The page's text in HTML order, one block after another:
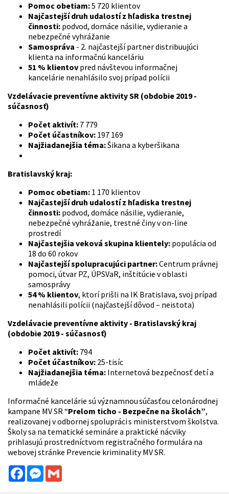
Pomoc obetiam:5 720 klientov
Najčastejší druh udalostí z hľadiska trestnej
činnosti: podvod, domáce násilie, vydieranie a
nebezpečné vyhrážanie
Samospráva - 2. najčastejší partner distribuujúci
klienta na informačnú kanceláriu
51 % klientov pred návštevou informačnej
kancelárie nenahlásilo svoj prípad polícii
Vzdelávacie preventívne aktivity SR (obdobie 2019 -
súčasnosť)
Počet aktivít: 7 779
Počet účastníkov: 197 169
Najžiadanejšia téma:Šikana a kyberšikana
Bratislavský kraj:
Pomoc obetiam: 1 170 klientov
Najčastejší druh udalostí z hľadiska trestnej
činnosti: podvod, domáce násilie, vydieranie,
nebezpečné vyhrážanie, trestné činy v on-line
prostredí
Najčastejšia veková skupina klientely: populácia od
18 do 60 rokov
Najčastejší spolupracujúci partner:Centrum právnej
pomoci, útvar PZ, ÚPSVaR, inštitúcie v oblasti
samosprávy
54 % klientov, ktorí prišli na IK Bratislava, svoj prípad
nenahlásili polícii (najčastejší dôvod – neistota)
Vzdelávacie preventívne aktivity - Bratislavský kraj
(obdobie 2019 - súčasnosť)
Počet aktivít: 794
Počet účastníkov: 25-tisíc
Najžiadanejšia téma: Internetová bezpečnosť detí a
mládeže
Informačné kancelárie sú významnou súčasťou celonárodnej
kampane MV SR “Prelom ticho - Bezpečne na školách”,
realizovanej v odbornej spolupráci s ministerstvom školstva.
Školy sa na tematické semináre a praktické nácviky
prihlasujú prostredníctvom registračného formulára na
webovej stránke Prevencie kriminality MV SR.
FacebookMessenger